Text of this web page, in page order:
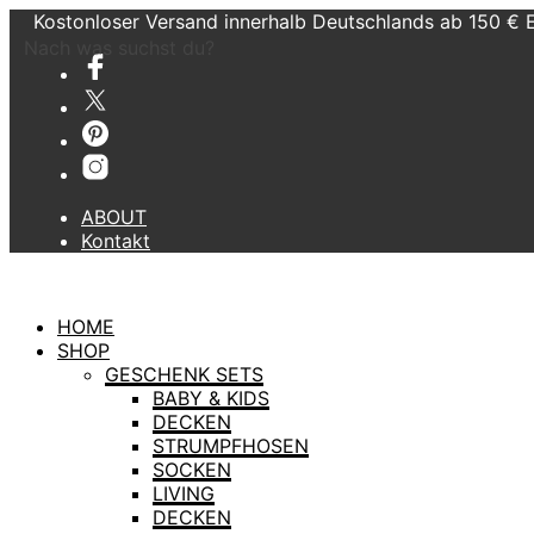
Kostonloser Versand innerhalb Deutschlands ab 150 €
ABOUT
Kontakt
HOME
SHOP
GESCHENK SETS
BABY & KIDS
DECKEN
STRUMPFHOSEN
SOCKEN
LIVING
DECKEN
Nach was suchst du?